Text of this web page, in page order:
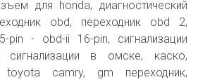
для honda, диагностический
obd, переходник obd 2,
pin - obd-ii 16-pin, сигнализации
сигнализации в омске, каско,
camry, gm переходник,